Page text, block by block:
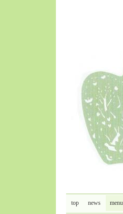
top news menu